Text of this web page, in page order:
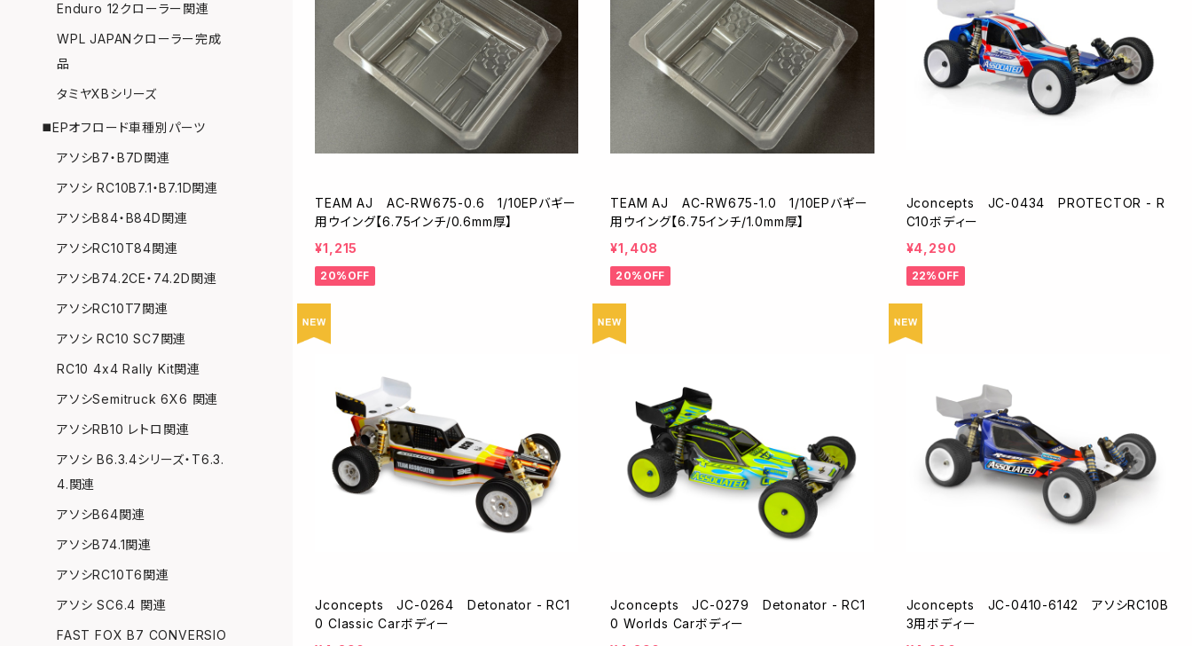
TEAM AJ AC-RW675-0.6 1/10EPバギー
用ウイング【6.75インチ/0.6mm厚】
¥1,215
20%OFF
TEAM AJ AC-RW675-1.0 1/10EPバギー
用ウイング【6.75インチ/1.0mm厚】
¥1,408
20%OFF
Jconcepts JC-0434 PROTECTOR - R
C10ボディー
¥4,290
22%OFF
Jconcepts JC-0264 Detonator - RC1
0 Classic Carボディー
Jconcepts JC-0279 Detonator - RC1
0 Worlds Carボディー
Jconcepts JC-0410-6142 アソシRC10B
3用ボディー
Enduro 12クローラー関連
WPL JAPANクローラー完成
品
タミヤXBシリーズ
◼️EPオフロード車種別パーツ
アソシB7・B7D関連
アソシ RC10B7.1・B7.1D関連
アソシB84・B84D関連
アソシRC10T84関連
アソシB74.2CE・74.2D関連
アソシRC10T7関連
アソシ RC10 SC7関連
RC10 4x4 Rally Kit関連
アソシSemitruck 6X6 関連
アソシRB10 レトロ関連
アソシ B6.3.4シリーズ・T6.3.
4.関連
アソシB64関連
アソシB74.1関連
アソシRC10T6関連
アソシ SC6.4 関連
FAST FOX B7 CONVERSIO